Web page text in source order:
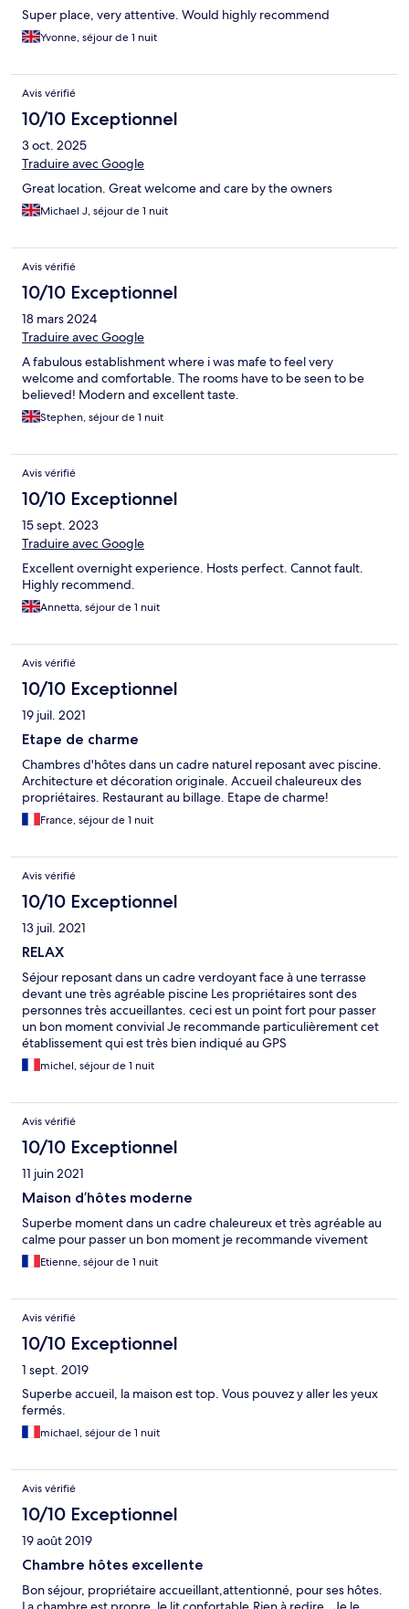
Super place, very attentive. Would highly recommend
Yvonne, séjour de 1 nuit
Avis vérifié
10/10 Exceptionnel
3 oct. 2025
Traduire avec Google
Great location. Great welcome and care by the owners
Michael J, séjour de 1 nuit
Avis vérifié
10/10 Exceptionnel
18 mars 2024
Traduire avec Google
A fabulous establishment where i was mafe to feel very
welcome and comfortable. The rooms have to be seen to be
believed! Modern and excellent taste.
Stephen, séjour de 1 nuit
Avis vérifié
10/10 Exceptionnel
15 sept. 2023
Traduire avec Google
Excellent overnight experience. Hosts perfect. Cannot fault.
Highly recommend.
Annetta, séjour de 1 nuit
Avis vérifié
10/10 Exceptionnel
19 juil. 2021
Etape de charme
Chambres d'hôtes dans un cadre naturel reposant avec piscine.
Architecture et décoration originale. Accueil chaleureux des
propriétaires. Restaurant au billage. Etape de charme!
France, séjour de 1 nuit
Avis vérifié
10/10 Exceptionnel
13 juil. 2021
RELAX
Séjour reposant dans un cadre verdoyant face à une terrasse
devant une très agréable piscine Les propriétaires sont des
personnes très accueillantes. ceci est un point fort pour passer
un bon moment convivial Je recommande particulièrement cet
établissement qui est très bien indiqué au GPS
michel, séjour de 1 nuit
Avis vérifié
10/10 Exceptionnel
11 juin 2021
Maison d’hôtes moderne
Superbe moment dans un cadre chaleureux et très agréable au
calme pour passer un bon moment je recommande vivement
Etienne, séjour de 1 nuit
Avis vérifié
10/10 Exceptionnel
1 sept. 2019
Superbe accueil, la maison est top. Vous pouvez y aller les yeux
fermés.
michael, séjour de 1 nuit
Avis vérifié
10/10 Exceptionnel
19 août 2019
Chambre hôtes excellente
Bon séjour, propriétaire accueillant,attentionné, pour ses hôtes.